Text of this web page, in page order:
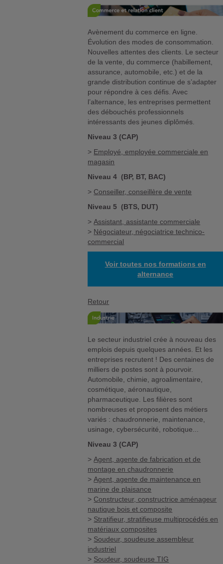
Avènement du commerce en ligne.
Évolution des modes de consommation.
Nouvelles attentes des clients. Le secteur
de la vente, du commerce (habillement,
assurance, automobile, etc.) et de la
grande distribution continue de s’adapter
pour répondre à ces défis. Avec
l’alternance, les entreprises permettent
des débouchés professionnels
intéressants des jeunes diplômés.
Niveau 3 (CAP)
> Employé, employée commerciale en
magasin
Niveau 4 (BP, BT, BAC)
> Conseiller, conseillère de vente
Niveau 5 (BTS, DUT)
>Assistant, assistante commerciale
> Négociateur, négociatrice technico-
commercial
Voir toutes nos formations en
alternance
Retour
Le secteur industriel crée à nouveau des
emplois depuis quelques années. Et les
entreprises recrutent ! Des centaines de
milliers de postes sont à pourvoir.
Automobile, chimie, agroalimentaire,
cosmétique, aéronautique,
pharmaceutique. Les filières sont
nombreuses et proposent des métiers
variés : chaudronnerie, maintenance,
usinage, cybersécurité, robotique...
Niveau 3 (CAP)
>Agent, agente de fabrication et de
montage en chaudronnerie
>Agent, agente de maintenance en
marine de plaisance
> Constructeur, constructrice aménageur
nautique bois et composite
> Stratifieur, stratifieuse multiprocédés en
matériaux composites
> Soudeur, soudeuse assembleur
industriel
> Soudeur, soudeuse TIG